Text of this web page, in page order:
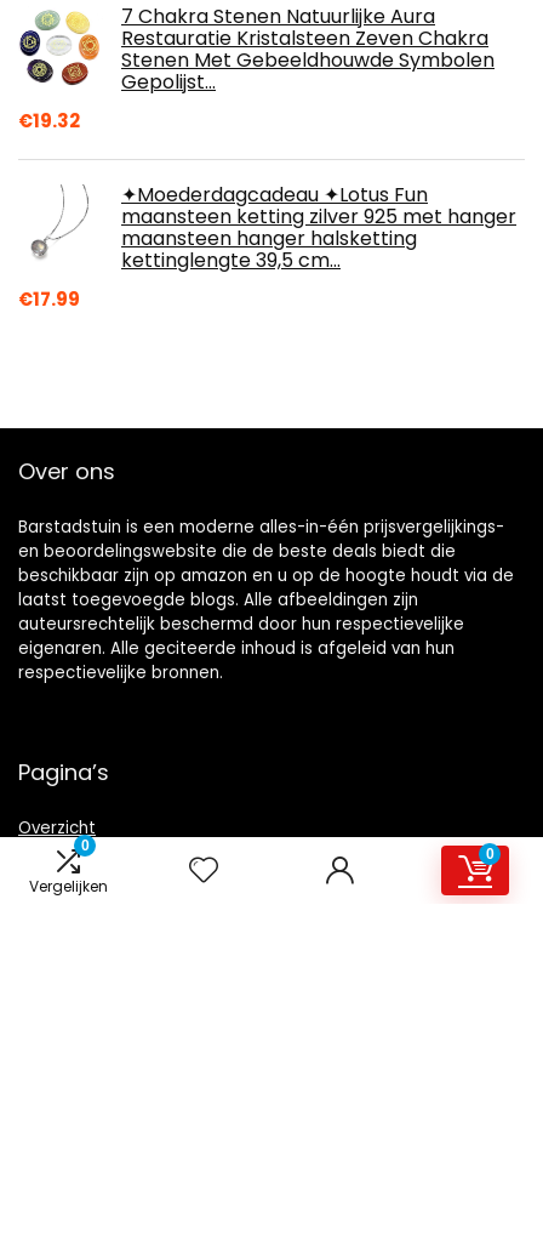
0
Vergelijken
0
7 Chakra Stenen Natuurlijke Aura
Restauratie Kristalsteen Zeven Chakra
Stenen Met Gebeeldhouwde Symbolen
Gepolijst…
€19.32
✦Moederdagcadeau ✦Lotus Fun
maansteen ketting zilver 925 met hanger
maansteen hanger halsketting
kettinglengte 39,5 cm…
€17.99
Over ons
Barstadstuin is een moderne alles-in-één prijsvergelijkings-
en beoordelingswebsite die de beste deals biedt die
beschikbaar zijn op amazon en u op de hoogte houdt via de
laatst toegevoegde blogs. Alle afbeeldingen zijn
auteursrechtelijk beschermd door hun respectievelijke
eigenaren. Alle geciteerde inhoud is afgeleid van hun
respectievelijke bronnen.
Pagina’s
Overzicht